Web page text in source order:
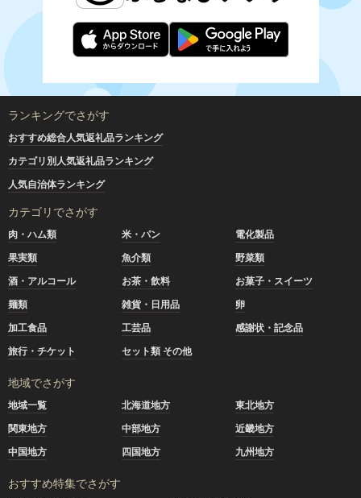
ランキングでさがす
おすすめ総合人気返礼品ランキング
カテゴリ別人気返礼品ランキング
人気自治体ランキング
カテゴリでさがす
肉・ハム類 米・パン
電化製品
果実類
魚介類
野菜類
酒・アルコール
お茶・飲料
お菓子・スイーツ
麺類
雑貨・日用品
卵
加工食品
工芸品
感謝状・記念品
旅行・チケット
セット類 その他
地域でさがす
地域一覧 北海道地方
東北地方
関東地方
中部地方
近畿地方
中国地方
四国地方 九州地方
おすすめ特集でさがす